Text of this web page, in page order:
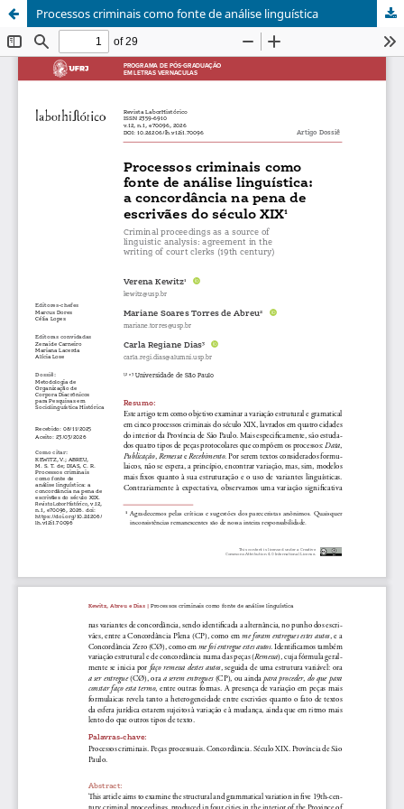
Processos criminais como fonte de análise linguística